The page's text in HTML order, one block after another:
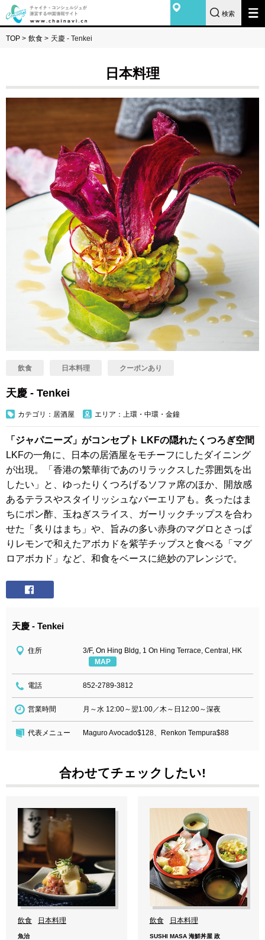
検索
TOP > 飲食 > 天慶 - Tenkei
日本料理
飲食 日本料理 クーポンあり
天慶 - Tenkei
カテゴリ：居酒屋 エリア：上環・中環・金鐘
「ジャパニーズ」がコンセプト LKFの隠れたくつろぎ空間
LKFの一角に、日本の居酒屋をモチーフにしたダイニング
が出現。「香港の繁華街であのリラックスした雰囲気を出
したい」と、ゆったりくつろげるソファ席のほか、開放感
あるテラスやスタイリッシュなバーエリアも。炙ったはま
ちにポン酢、玉ねぎスライス、ガーリックチップスを合わ
せた「炙りはまち」や、旨みの多い赤身のマグロとさっぱ
りレモンで和えたアボカドを紫芋チップスと食べる「マグ
ロアボカド」など、和食をベースに絶妙のアレンジで。
天慶 - Tenkei
住所
3/F, On Hing Bldg, 1 On Hing Terrace, Central, HK
MAP
電話 852-2789-3812
営業時間 月～水 12:00～翌1:00／木～日12:00～深夜
代表メニュー Maguro Avocado$128、Renkon Tempura$88
合わせてチェックしたい!
飲食 日本料理
魚治
飲食 日本料理
SUSHI MASA 海鮮丼屋 政